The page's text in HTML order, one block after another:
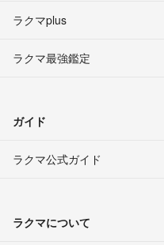
ラクマplus
ラクマ最強鑑定
ガイド
ラクマ公式ガイド
ラクマについて